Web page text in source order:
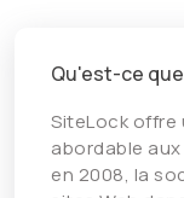
Qu'est-ce
SiteLock offre
abordable
en 2008, la